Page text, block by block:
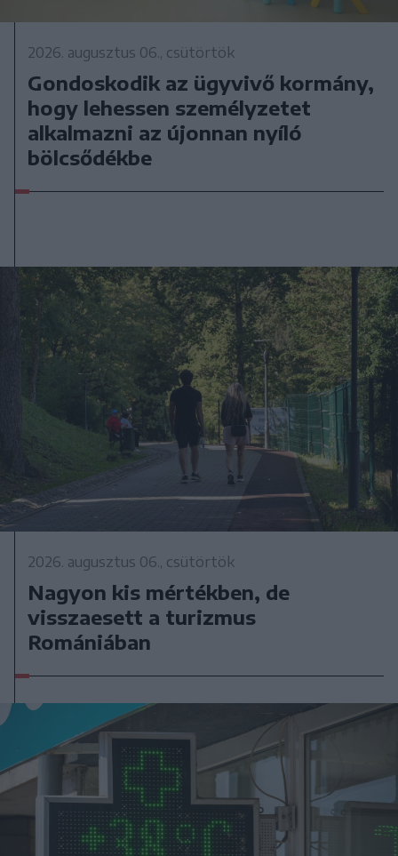
2026. augusztus 06., csütörtök
Gondoskodik az ügyvivő kormány,
hogy lehessen személyzetet
alkalmazni az újonnan nyíló
bölcsődékbe
2026. augusztus 06., csütörtök
Nagyon kis mértékben, de
visszaesett a turizmus
Romániában